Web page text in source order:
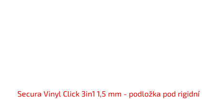
Secura Vinyl Click 3in1 1,5 mm - podložka pod rigidní